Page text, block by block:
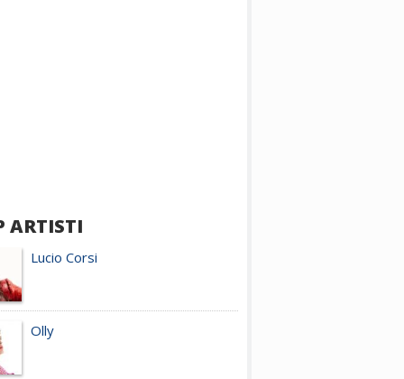
ARTISTI
Lucio Corsi
Olly